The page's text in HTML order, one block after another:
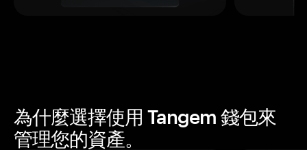
為什麼選擇使用 Tangem 錢包來
管理您的資產。